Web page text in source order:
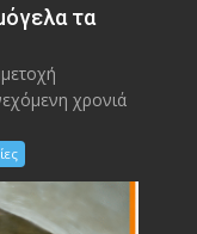
τα
χρονιά